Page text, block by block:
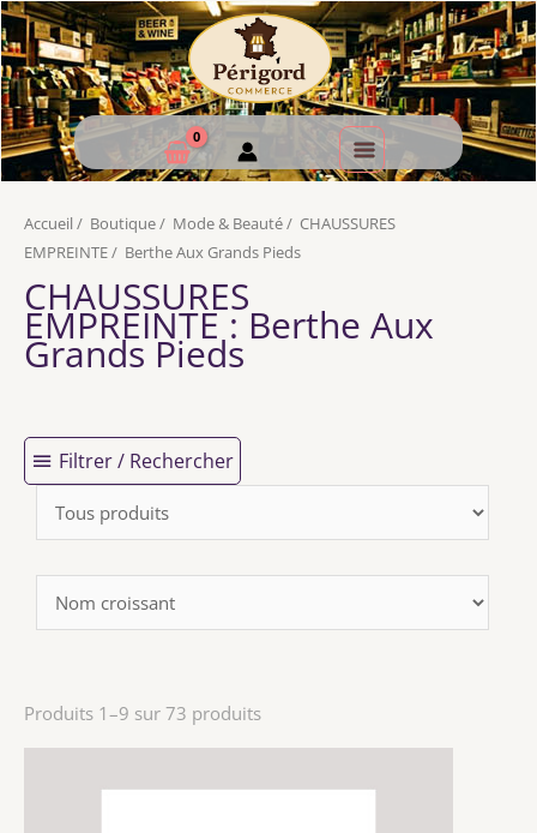
Accueil / Boutique/ Mode & Beauté/ CHAUSSURES
EMPREINTE/ Berthe Aux Grands Pieds
CHAUSSURES
EMPREINTE: Berthe Aux
Grands Pieds
Filtrer / Rechercher
Produits 1–9 sur 73 produits